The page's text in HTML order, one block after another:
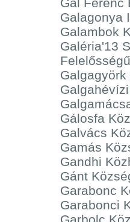
Galagonya
Galambok
Galéria'13
Gálosfa
Galvács
Gamás
Gandhi
Gánt
Garabonc
Garabonci